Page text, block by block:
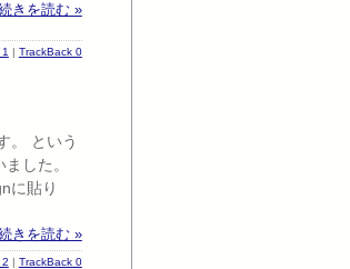
きを読む »
| TrackBack 0
。 という
した。
に貼り
きを読む »
2 | TrackBack 0